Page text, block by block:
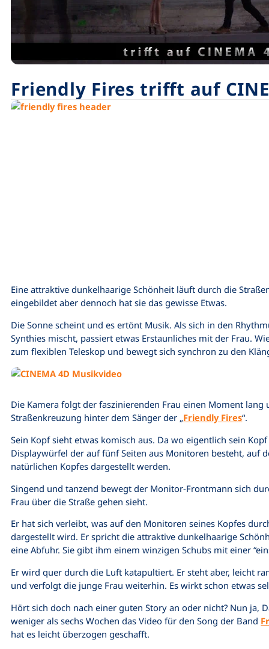
Friendly Fires trifft auf
Eine attraktive dunkelhaarige Schönheit läuft durch die
eingebildet aber dennoch hat sie das gewisse Etwas.
Die Sonne scheint und es ertönt Musik. Als sich in den
Synthies mischt, passiert etwas Erstaunliches mit der Frau.
zum flexiblen Teleskop und bewegt sich synchron zu den
Die Kamera folgt der faszinierenden Frau einen Moment
Straßenkreuzung hinter dem Sänger der „Friendly Fires“.
Sein Kopf sieht etwas komisch aus. Da wo eigentlich sein
Displaywürfel der auf fünf Seiten aus Monitoren besteht, auf
natürlichen Kopfes dargestellt werden.
Singend und tanzend bewegt der Monitor-Frontmann sich
Frau über die Straße gehen sieht.
Er hat sich verleibt, was auf den Monitoren seines Kopfes
dargestellt wird. Er spricht die attraktive dunkelhaarige
eine Abfuhr. Sie gibt ihm einem winzigen Schubs mit einer
Er wird quer durch die Luft katapultiert. Er steht aber, leicht
und verfolgt die junge Frau weiterhin. Es wirkt schon etwas
Hört sich doch nach einer guten Story an oder nicht? Nun ja,
weniger als sechs Wochen das Video für den Song der Band
hat es leicht überzogen geschafft.